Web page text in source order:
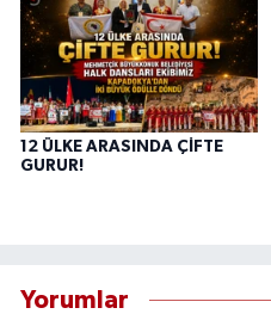
12 ÜLKE ARASINDA ÇİFTE
GURUR!
Yorumlar